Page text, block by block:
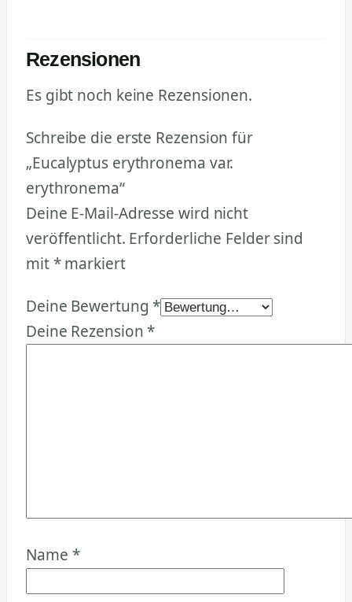
Rezensionen
Es gibt noch keine Rezensionen.
Schreibe die erste Rezension für
„Eucalyptus erythronema var.
erythronema“
Deine E-Mail-Adresse wird nicht
veröffentlicht. Erforderliche Felder sind
mit *markiert
Deine Bewertung *
Deine Rezension *
Name *